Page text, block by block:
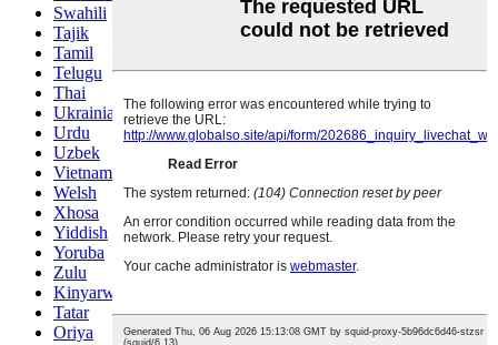
Swahili
Tajik
Tamil
Telugu
Thai
Ukrainian
Urdu
Uzbek
Vietnamese
Welsh
Xhosa
Yiddish
Yoruba
Zulu
Kinyarwanda
Tatar
Oriya